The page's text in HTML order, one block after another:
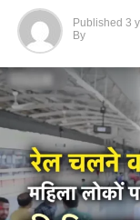
Published 3
By